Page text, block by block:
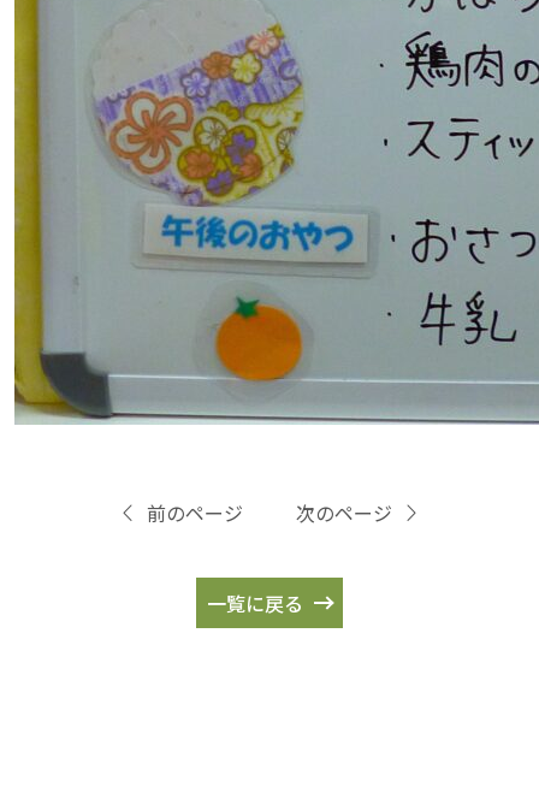
前のページ
一覧に戻る
次のページ